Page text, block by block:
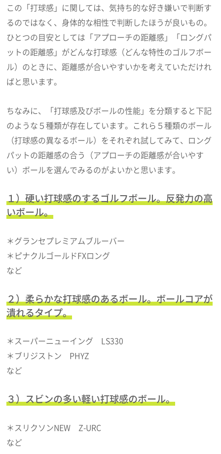
この「打球感」に関しては、気持ち的な好き嫌いで判断す
るのではなく、身体的な相性で判断したほうが良いもの。
ひとつの目安としては「アプローチの距離感」「ロングパ
ットの距離感」がどんな打球感（どんな特性のゴルフボー
ル）のときに、距離感が合いやすいかを考えていただけれ
ばと思います。
ちなみに、「打球感及びボールの性能」を分類すると下記
のような５種類が存在しています。これら５種類のボール
（打球感の異なるボール）をそれぞれ試してみて、ロング
パットの距離感の合う（アプローチの距離感が合いやす
い）ボールを選んでみるのがよいかと思います。
１）硬い打球感のするゴルフボール。反発力の高
いボール。
＊グランセプレミアムブルーバー
＊ピナクルゴールドFXロング
など
２）柔らかな打球感のあるボール。ボールコアが
潰れるタイプ。
＊スーパーニューイング LS330
＊ブリジストン PHYZ
など
３）スビンの多い軽い打球感のボール。
＊スリクソンNEW Z-URC
など